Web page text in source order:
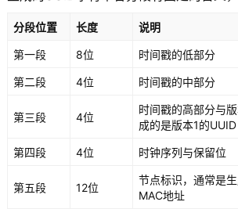
分段位置 长度 说明
第一段 8位 时间戳的低部分
第二段 4位 时间戳的中部分
第三段 4位
时间戳的高部分与
成的是版本1的UUID
第四段 4位 时钟序列与保留位
第五段 12位
节点标识，通常是
MAC地址